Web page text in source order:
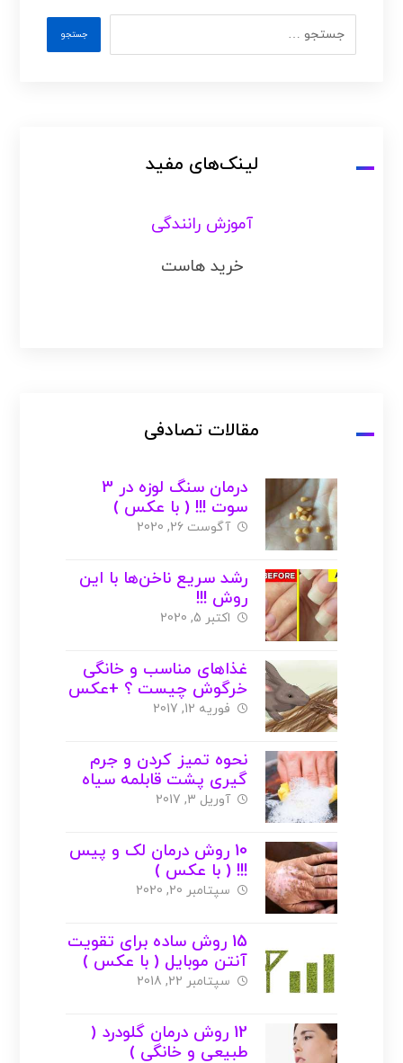
لینک‌های مفید
آموزش رانندگی
خرید هاست
مقالات تصادفی
درمان سنگ لوزه در 3
سوت !!! ( با عکس )
آگوست 26, 2020
رشد سریع‌ ناخن‌ها با این
روش !!!
اکتبر 5, 2020
غذاهای مناسب و خانگی
خرگوش چیست ؟ +عکس
+ ویدیو
فوریه 12, 2017
نحوه تمیز کردن و جرم
گیری پشت قابلمه سیاه
شده ( با عکس )
آوریل 3, 2017
10 روش درمان لک‌ و پیس
!!! ( با عکس )
سپتامبر 20, 2020
15 روش ساده برای تقویت
آنتن موبایل ( با عکس )
سپتامبر 22, 2018
12 روش درمان گلودرد (
طبیعی و خانگی )